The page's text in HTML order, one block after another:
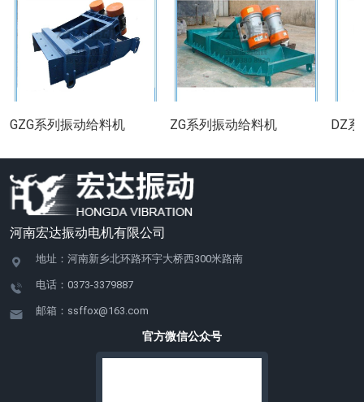
GZG系列振动给料机 ZG系列振动给料机 DZ
河南宏达振动电机有限公司
地址：河南新乡北环路环宇大桥西300米路南
电话：0373-3379887
邮箱：ssffox@163.com
官方微信公众号